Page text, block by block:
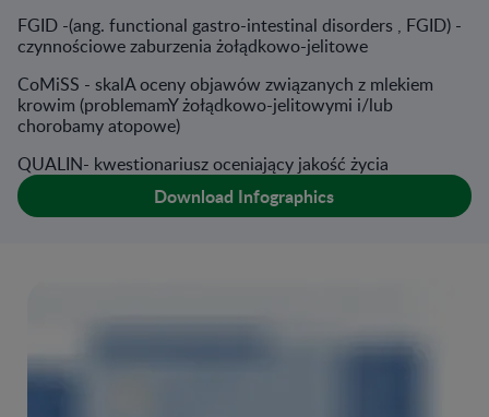
FGID -(ang. functional gastro-intestinal disorders , FGID) -
czynnościowe zaburzenia żołądkowo-jelitowe
CoMiSS - skalA oceny objawów związanych z mlekiem
krowim (problemamY żołądkowo-jelitowymi i/lub
chorobamy atopowe)
QUALIN- kwestionariusz oceniający jakość życia
Download Infographics